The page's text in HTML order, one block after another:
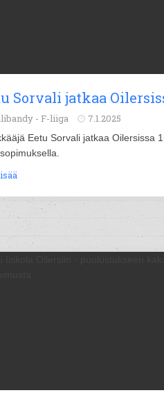
Sorvali jatkaa
- F-liiga 7.1.2025
Eetu Sorvali jatkaa Oilersissa